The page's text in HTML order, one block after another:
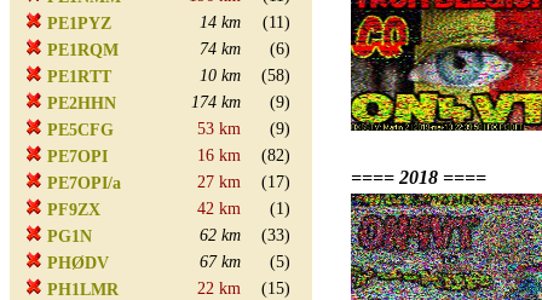
PE1PYZ
14 km
(11)
PE1RQM
74 km
(6)
PE1RTT
10 km
(58)
PE2HHN
174 km
(9)
PE5CFG
53 km
(9)
PE7OPI
16 km
(82)
PE7OPI/a
27 km
(17)
PF9ZX
42 km
(1)
PG1N
62 km
(33)
PHØDV
67 km
(5)
PH1LMR
22 km
(15)
==== 2018 ====